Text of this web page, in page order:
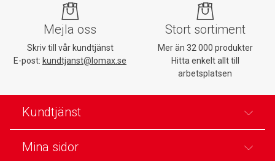
Mejla oss
Skriv till vår kundtjänst
E-post: kundtjanst@lomax.se
Stort sortiment
Mer än 32 000 produkter
Hitta enkelt allt till
arbetsplatsen
Kundtjänst
Mina sidor